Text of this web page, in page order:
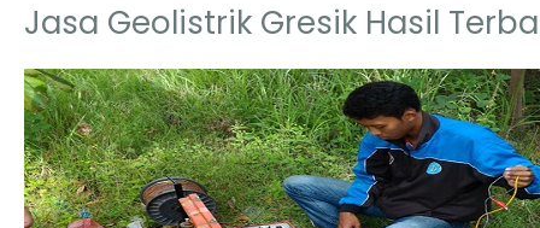
Jasa Geolistrik Gresik Hasil